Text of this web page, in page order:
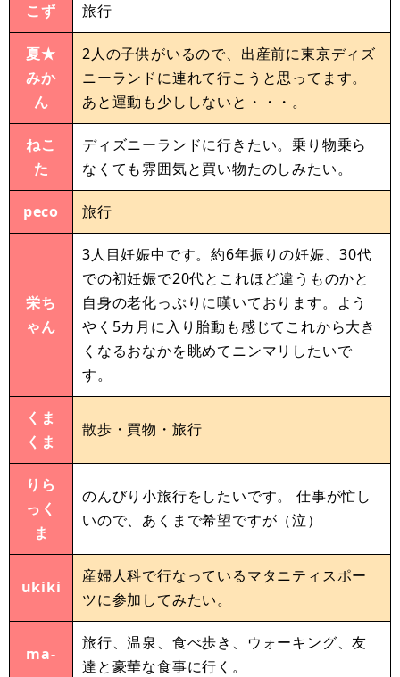
こず 旅行
夏★
みか
ん
2人の子供がいるので、出産前に東京ディズ
ニーランドに連れて行こうと思ってます。
あと運動も少ししないと・・・。
ねこ
た
ディズニーランドに行きたい。乗り物乗ら
なくても雰囲気と買い物たのしみたい。
peco 旅行
栄ち
ゃん
3人目妊娠中です。約6年振りの妊娠、30代
での初妊娠で20代とこれほど違うものかと
自身の老化っぷりに嘆いております。よう
やく5カ月に入り胎動も感じてこれから大き
くなるおなかを眺めてニンマリしたいで
す。
くま
くま
散歩・買物・旅行
りら
っく
ま
のんびり小旅行をしたいです。 仕事が忙し
いので、あくまで希望ですが（泣）
ukiki
産婦人科で行なっているマタニティスポー
ツに参加してみたい。
ma-
旅行、温泉、食べ歩き、ウォーキング、友
達と豪華な食事に行く。